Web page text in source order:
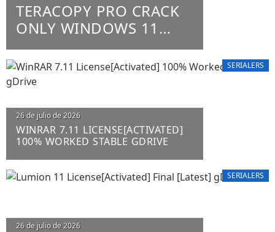
TERACOPY PRO CRACK
ONLY WINDOWS 11
X86-X64 100% WORKED
UNLIMITED
SERIALERS
26 de julio de 2026
WINRAR 7.11 LICENSE[ACTIVATED]
100% WORKED STABLE GDRIVE
SERIALERS
26 de julio de 2026